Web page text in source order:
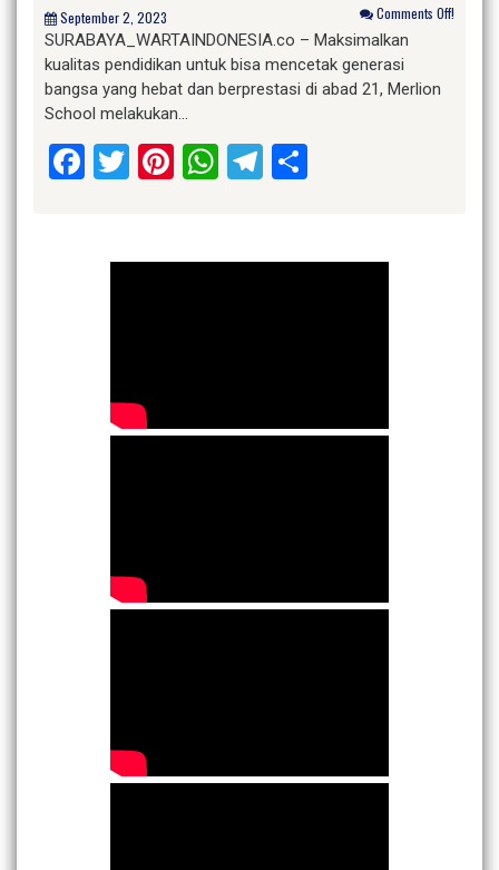
September 2, 2023 Comments Off!
SURABAYA_WARTAINDONESIA.co – Maksimalkan
kualitas pendidikan untuk bisa mencetak generasi
bangsa yang hebat dan berprestasi di abad 21, Merlion
School melakukan…
Facebook
Twitter
Pinterest
WhatsApp
Telegram